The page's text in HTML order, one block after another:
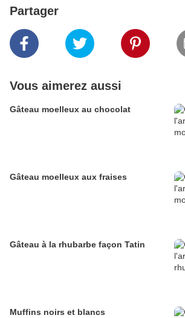
Partager
Vous aimerez aussi
Gâteau moelleux au chocolat
Gâteau moelleux aux fraises
Gâteau à la rhubarbe façon Tatin
Muffins noirs et blancs